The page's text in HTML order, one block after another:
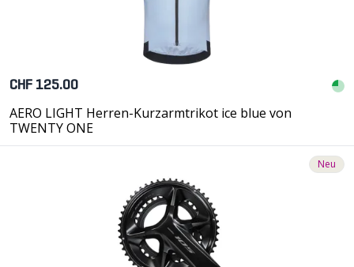
CHF 125.00
AERO LIGHT Herren-Kurzarmtrikot ice blue von
TWENTY ONE
Neu